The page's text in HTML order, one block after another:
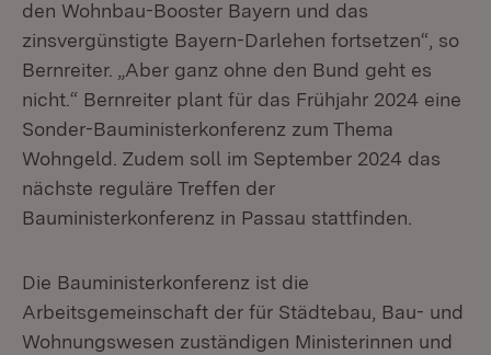
den Wohnbau-Booster Bayern und das
zinsvergünstigte Bayern-Darlehen fortsetzen“, so
Bernreiter. „Aber ganz ohne den Bund geht es
nicht.“ Bernreiter plant für das Frühjahr 2024 eine
Sonder-Bauministerkonferenz zum Thema
Wohngeld. Zudem soll im September 2024 das
nächste reguläre Treffen der
Bauministerkonferenz in Passau stattfinden.
Die Bauministerkonferenz ist die
Arbeitsgemeinschaft der für Städtebau, Bau- und
Wohnungswesen zuständigen Ministerinnen und